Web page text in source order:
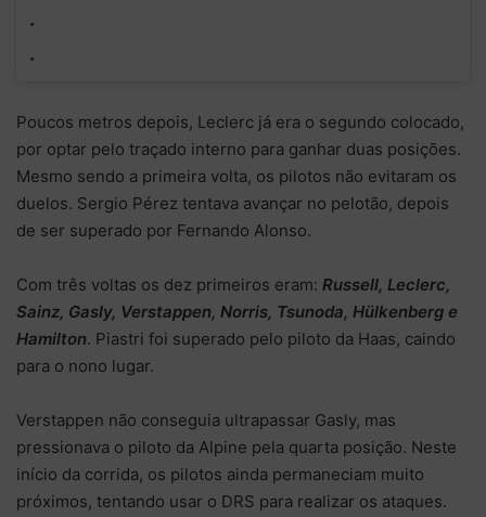
Poucos metros depois, Leclerc já era o segundo colocado,
por optar pelo traçado interno para ganhar duas posições.
Mesmo sendo a primeira volta, os pilotos não evitaram os
duelos. Sergio Pérez tentava avançar no pelotão, depois
de ser superado por Fernando Alonso.
Com três voltas os dez primeiros eram: Russell, Leclerc,
Sainz, Gasly, Verstappen, Norris, Tsunoda, Hülkenberg e
Hamilton. Piastri foi superado pelo piloto da Haas, caindo
para o nono lugar.
Verstappen não conseguia ultrapassar Gasly, mas
pressionava o piloto da Alpine pela quarta posição. Neste
início da corrida, os pilotos ainda permaneciam muito
próximos, tentando usar o DRS para realizar os ataques.